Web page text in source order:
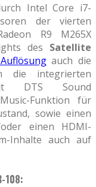
Intel Core i7-
der vierten
R9 M265X
des Satellite
auch die
die integrierten
mit DTS Sound
Funktion für
sowie einen
einen HDMI-
Inhalte auch auf
108: